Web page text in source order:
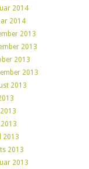
2014
2014
2013
2013
2013
2013
2013
2013
2013
2013